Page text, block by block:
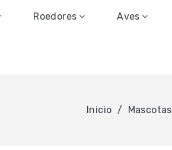
Roedores Aves
Inicio Mascotas